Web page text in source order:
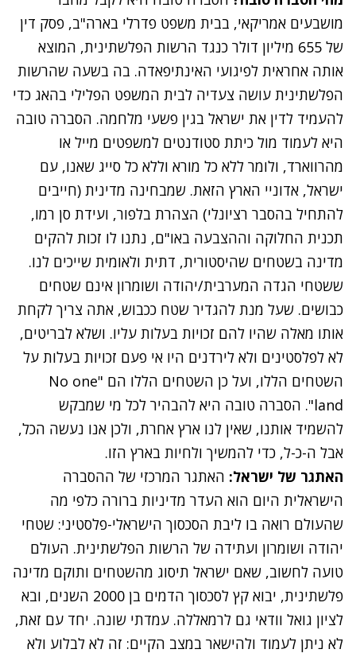
מושבעים אמריקאי, בבית משפט פדרלי בארה"ב, פסק דין
של 655 מיליון דולר כנגד הרשות הפלשתינית, המוצא
אותה אחראית לפיגועי האינתיפאדה. בה בשעה שהרשות
הפלשתינית עושה צעדיה לבית המשפט הפלילי בהאג כדי
להעמיד לדין את ישראל בגין פשעי מלחמה. הסברה טובה
היא לעמוד מול כיתת סטודנטים למשפטים מייל או
מהרווארד, ולומר ללא כל מורא וללא כל סייג שאנו, עם
ישראל, אדוניי הארץ הזאת. שמבחינה מדינית (חייבים
להתחיל בהסבר רציונלי) הצהרת בלפור, ועידת סן רמו,
תכנית החלוקה וההצבעה באו"ם, נתנו לו זכות להקים
מדינה בשטחים שהיסטורית, דתית ולאומית שייכים לנו.
ששטחי הגדה המערבית/יהודה ושומרון אינם שטחים
כבושים. שעל מנת להגדיר שטח ככבוש, אתה צריך לקחת
אותו מאלה שהיו להם זכויות בעלות עליו. ושלא לבריטים,
לא לפלסטינים ולא לירדנים היו אי פעם זכויות בעלות על
השטחים הללו, ועל כן השטחים הללו הם "No one
land". הסברה טובה היא להבהיר לכל מי שמבקש
להשמיד אותנו, שאין לנו ארץ אחרת, ולכן אנו נעשה הכל,
אבל ה-כ-ל, כדי להמשיך ולחיות בארץ הזו.
האתגר של ישראל: האתגר המרכזי של ההסברה
הישראלית היום הוא העדר מדיניות ברורה כלפי מה
שהעולם רואה בו ליבת הסכסוך הישראלי-פלסטיני: שטחי
יהודה ושומרון ועתידה של הרשות הפלשתינית. העולם
טועה לחשוב, שאם ישראל תיסוג מהשטחים ותוקם מדינה
פלשתינית, יבוא קץ לסכסוך הדמים בן 2000 השנים, ובא
לציון גואל וודאי גם לרמאללה. עמדתי שונה. יחד עם זאת,
לא ניתן לעמוד ולהישאר במצב הקיים: זה לא לבלוע ולא